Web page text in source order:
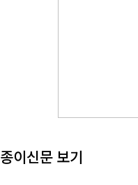
종이신문 보기